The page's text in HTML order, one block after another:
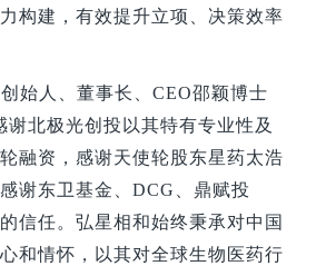
构建，有效提升立项、决策效率
始人、董事长、CEO邵颖博士
谢北极光创投以其特有专业性及
融资，感谢天使轮股东星药太浩
谢东卫基金、DCG、鼎赋投
信任。弘星相和始终秉承对中国
和情怀，以其对全球生物医药行